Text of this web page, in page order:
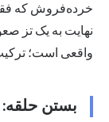
واقعی است؛
بستن حلقه: